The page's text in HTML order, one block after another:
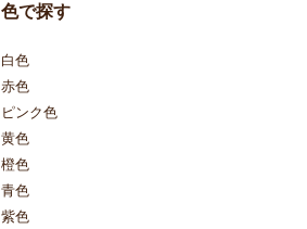
色で探す
白色
赤色
ピンク色
黄色
橙色
青色
紫色